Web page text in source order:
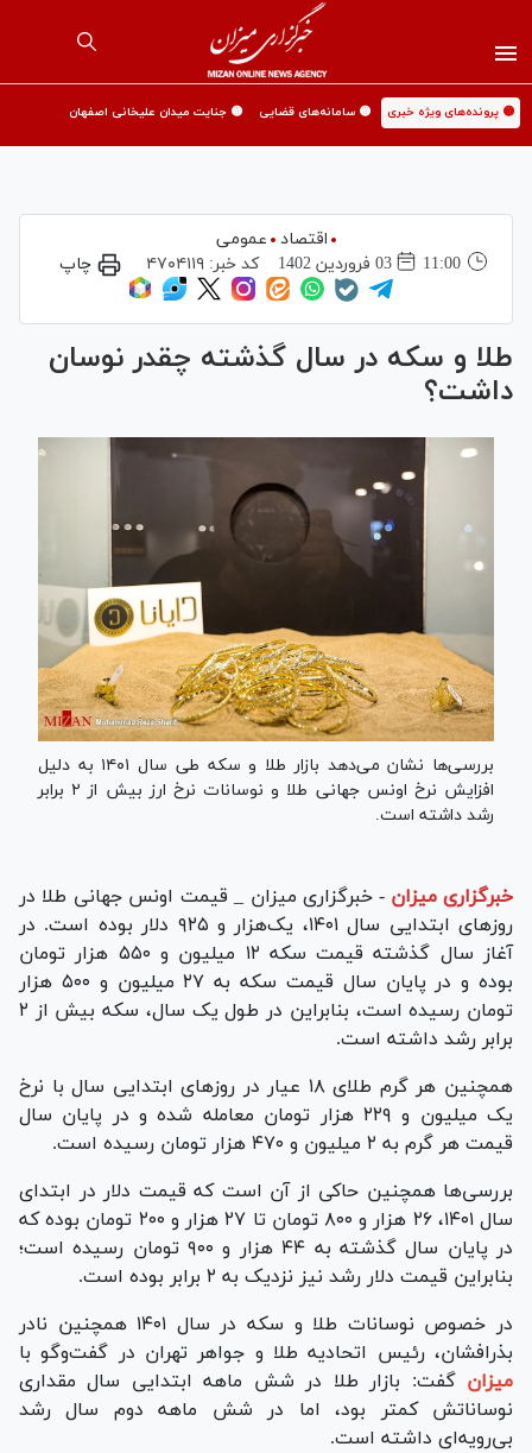
🟡 پرونده‌های ویژه خبری 🟡 سامانه‌های قضایی 🟡 جنایت میدان علیخانی اصفهان
اقتصاد
عمومی
11:00
03 فروردين 1402 کد خبر: ۴۷۰۴۱۱۹ چاپ
طلا و سکه در سال گذشته چقدر نوسان
داشت؟
بررسی‌ها نشان می‌دهد بازار طلا و سکه طی سال ۱۴۰۱ به دلیل
افزایش نرخ اونس جهانی طلا و نوسانات نرخ ارز بیش از ۲ برابر
رشد داشته است.
خبرگزاری میزان - خبرگزاری میزان _ قیمت اونس جهانی طلا در
روز‌های ابتدایی سال ۱۴۰۱، یک‌هزار و ۹۲۵ دلار بوده است. در
آغاز سال گذشته قیمت سکه ۱۲ میلیون و ۵۵۰ هزار تومان
بوده و در پایان سال قیمت سکه به ۲۷ میلیون و ۵۰۰ هزار
تومان رسیده است، بنابراین در طول یک سال، سکه بیش از ۲
برابر رشد داشته است.
همچنین هر گرم طلای ۱۸ عیار در روز‌های ابتدایی سال با نرخ
یک میلیون و ۲۲۹ هزار تومان معامله شده و در پایان سال
قیمت هر گرم به ۲ میلیون و ۴۷۰ هزار تومان رسیده است.
بررسی‌ها همچنین حاکی از آن است که قیمت دلار در ابتدای
سال ۱۴۰۱، ۲۶ هزار و ۸۰۰ تومان تا ۲۷ هزار و ۲۰۰ تومان بوده که
در پایان سال گذشته به ۴۴ هزار و ۹۰۰ تومان رسیده است؛
بنابراین قیمت دلار رشد نیز نزدیک به ۲ برابر بوده است.
در خصوص نوسانات طلا و سکه در سال ۱۴۰۱ همچنین نادر
بذرافشان، رئیس اتحادیه طلا و جواهر تهران در گفت‌وگو با
میزان گفت: بازار طلا در شش ماهه ابتدایی سال مقداری
نوساناتش کمتر بود، اما در شش ماهه دوم سال رشد
بی‌رویه‌ای داشته است.